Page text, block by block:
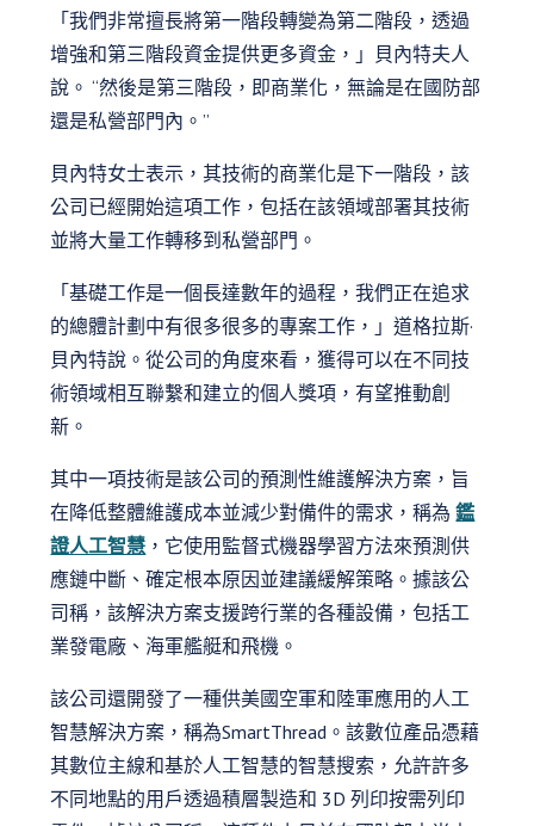
「我們非常擅長將第一階段轉變為第二階段，透過
增強和第三階段資金提供更多資金，」貝內特夫人
說。 “然後是第三階段，即商業化，無論是在國防部
還是私營部門內。”
貝內特女士表示，其技術的商業化是下一階段，該
公司已經開始這項工作，包括在該領域部署其技術
並將大量工作轉移到私營部門。
「基礎工作是一個長達數年的過程，我們正在追求
的總體計劃中有很多很多的專案工作，」道格拉斯·
貝內特說。從公司的角度來看，獲得可以在不同技
術領域相互聯繫和建立的個人獎項，有望推動創
新。
其中一項技術是該公司的預測性維護解決方案，旨
在降低整體維護成本並減少對備件的需求，稱為鑑
證人工智慧 ，它使用監督式機器學習方法來預測供
應鏈中斷、確定根本原因並建議緩解策略。據該公
司稱，該解決方案支援跨行業的各種設備，包括工
業發電廠、海軍艦艇和飛機。
該公司還開發了一種供美國空軍和陸軍應用的人工
智慧解決方案，稱為SmartThread。該數位產品憑藉
其數位主線和基於人工智慧的智慧搜索，允許許多
不同地點的用戶透過積層製造和 3D 列印按需列印